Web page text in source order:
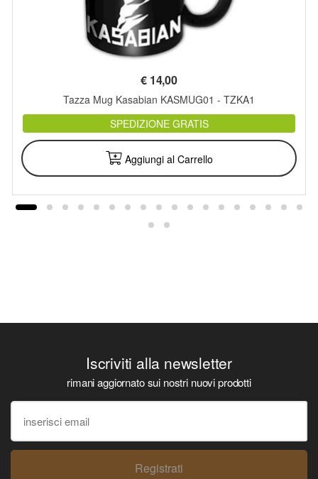
€ 14,00
Tazza Mug Kasabian KASMUG01 - TZKA1
SPEDIZIONE GRATIS
Aggiungi al Carrello
Iscriviti alla newsletter
rimani aggiornato sui nostri nuovi prodotti
Registrati